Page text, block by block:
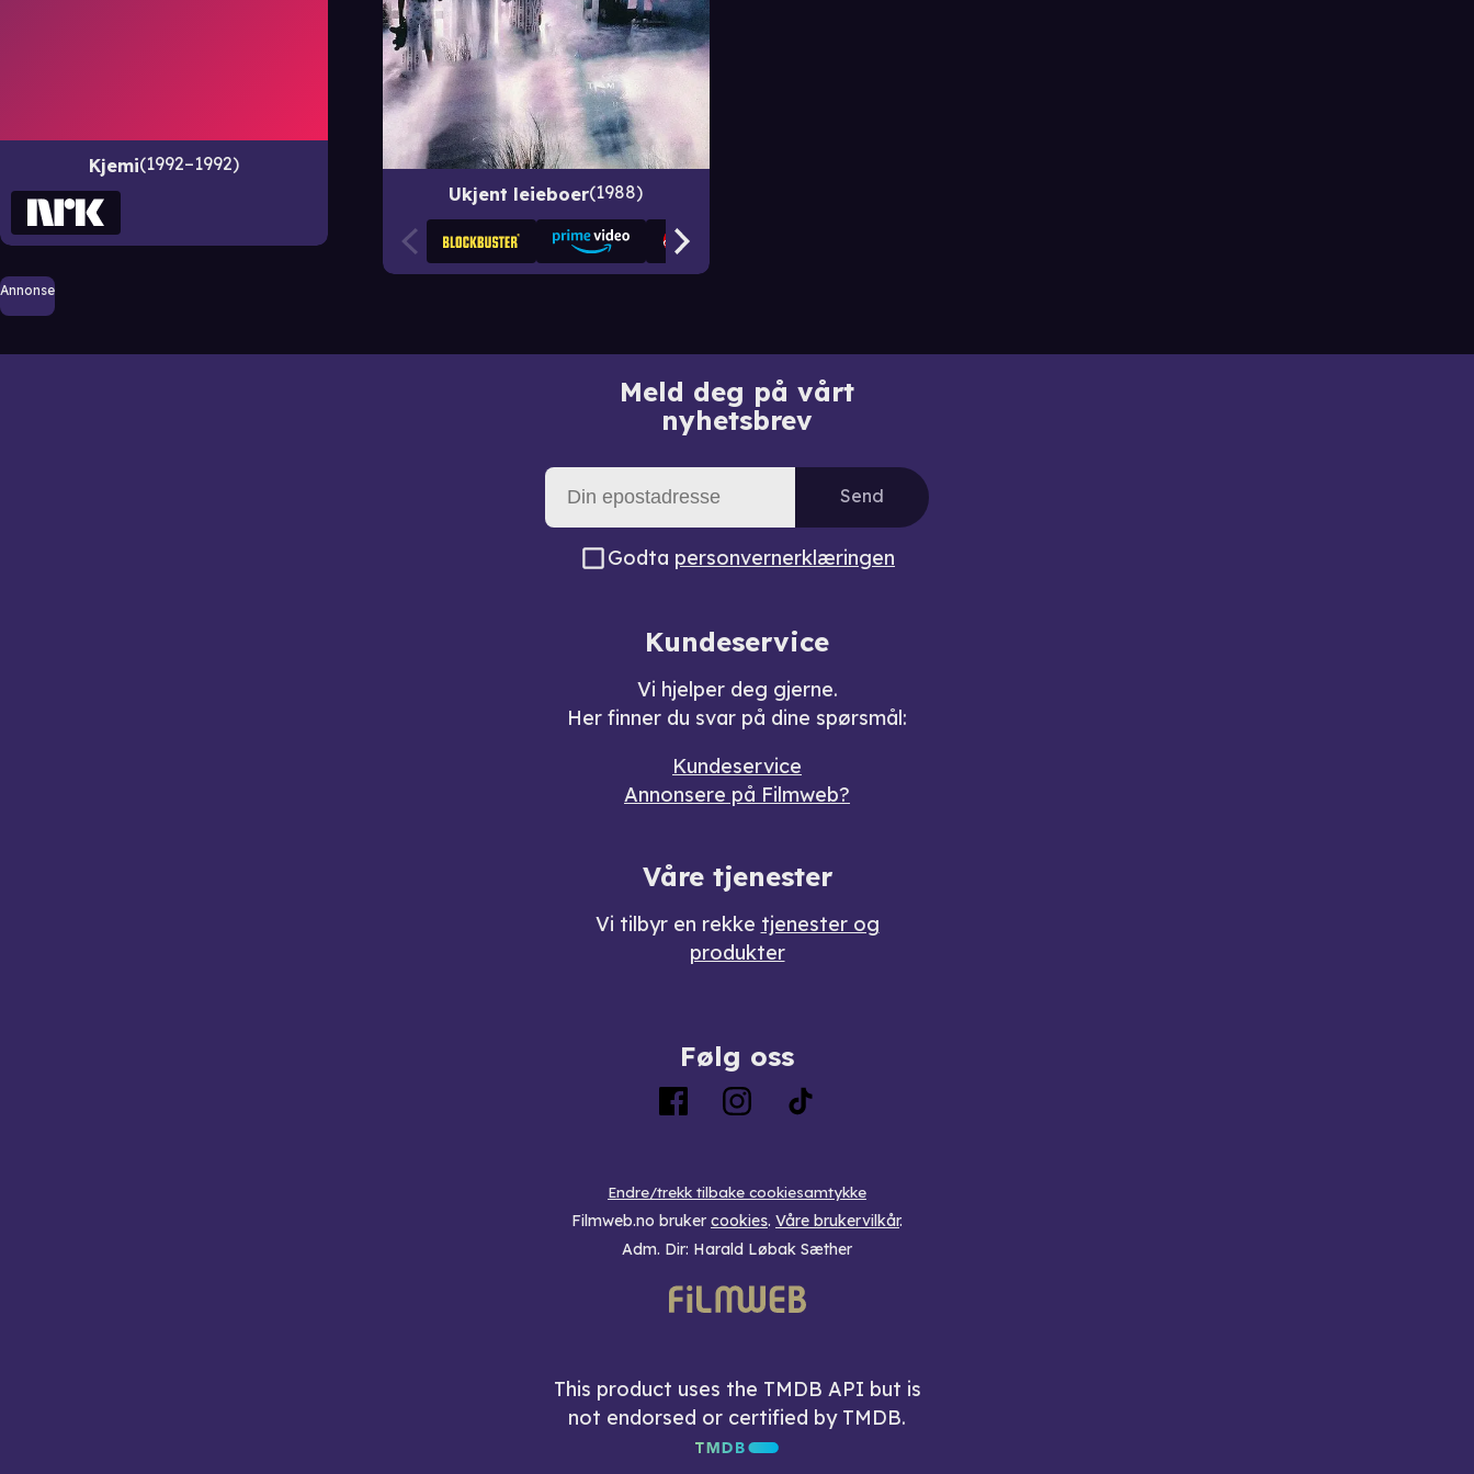
Kjemi 1992–1992
Ukjent leieboer 1988
Annonse
Meld deg på vårt
nyhetsbrev
Send
Godta personvernerklæringen
Kundeservice
Vi hjelper deg gjerne.
Her finner du svar på dine spørsmål:
Kundeservice
Annonsere på Filmweb?
Våre tjenester
Vi tilbyr en rekke tjenester og
produkter
Følg oss
Endre/trekk tilbake cookiesamtykke
Filmweb.no bruker cookies. Våre brukervilkår.
Adm. Dir: Harald Løbak Sæther
This product uses the TMDB API but is
not endorsed or certified by TMDB.